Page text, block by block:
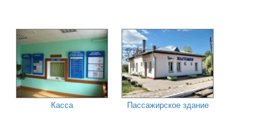
Касса Пассажирское здание